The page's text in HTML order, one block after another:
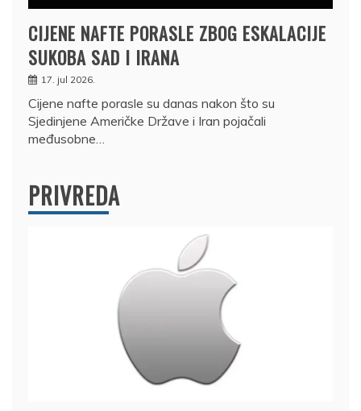
CIJENE NAFTE PORASLE ZBOG ESKALACIJE
SUKOBA SAD I IRANA
17. jul 2026.
Cijene nafte porasle su danas nakon što su
Sjedinjene Američke Države i Iran pojačali
međusobne…
PRIVREDA